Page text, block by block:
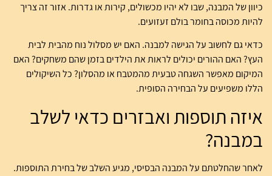
כיוון של המבנה, שבו לא יהיו מכשולים, קירות או גדרות. אזור זה צריך
להיות מכוסה בחומר בולם זעזועים.
כדאי גם לחשוב על הגישה למבנה. האם יש מסלול נוח מהבית לבית
העץ? האם ההורים יכולים לראות את הילדים בזמן שהם משחקים? האם
המיקום מאפשר השגחה טבעית מהמטבח או מהסלון? כל השיקולים
הללו משפיעים על הבחירה הסופית.
איזה תוספות ואבזרים כדאי לשלב
במבנה?
לאחר שהחלטתם על המבנה הבסיסי, מגיע השלב של בחירת התוספות.